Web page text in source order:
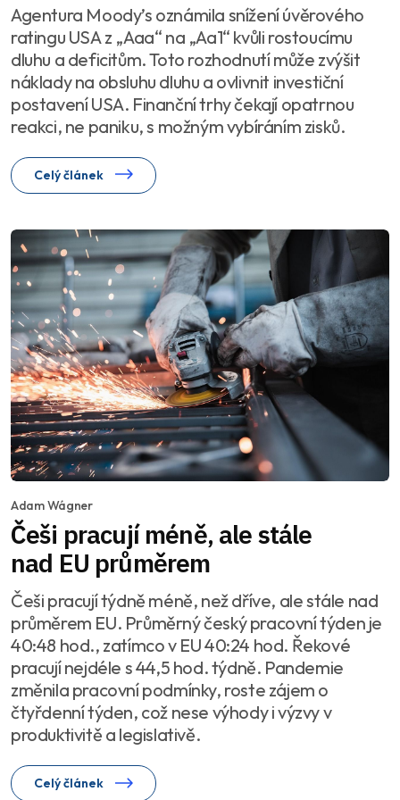
Agentura Moody’s oznámila snížení úvěrového
ratingu USA z „Aaa“ na „Aa1“ kvůli rostoucímu
dluhu a deficitům. Toto rozhodnutí může zvýšit
náklady na obsluhu dluhu a ovlivnit investiční
postavení USA. Finanční trhy čekají opatrnou
reakci, ne paniku, s možným vybíráním zisků.
Celý článek
Adam Wágner
Češi pracují méně, ale stále
nad EU průměrem
Češi pracují týdně méně, než dříve, ale stále nad
průměrem EU. Průměrný český pracovní týden je
40:48 hod., zatímco v EU 40:24 hod. Řekové
pracují nejdéle s 44,5 hod. týdně. Pandemie
změnila pracovní podmínky, roste zájem o
čtyřdenní týden, což nese výhody i výzvy v
produktivitě a legislativě.
Celý článek